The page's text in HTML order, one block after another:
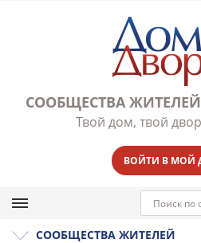
СООБЩЕСТВА
Твой дом, твой
ВОЙТИ В МОЙ
СООБЩЕСТВА ЖИТЕЛЕЙ